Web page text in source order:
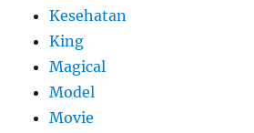
Kesehatan
King
Magical
Model
Movie